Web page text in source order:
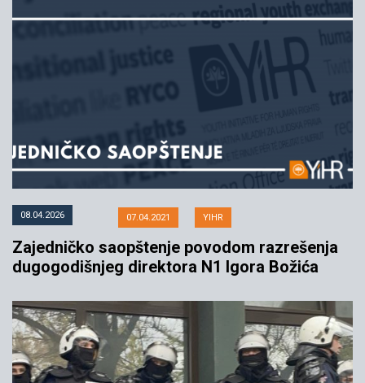
Zajedničko saopštenje
organizacija civilnog društva:
Utvrditi odgovornost za
dopremanje publikacije
“Srebrenica – službena laž jedne
epohe” u kovid bolnicu u “Štark
areni”
07.04.2021 YIHR
08.04.2026
Zajedničko saopštenje povodom razrešenja
dugogodišnjeg direktora N1 Igora Božića